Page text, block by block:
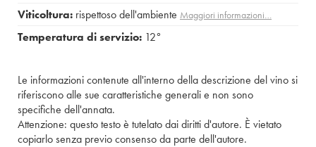
Viticoltura: rispettoso dell'ambiente Maggiori informazioni…
Temperatura di servizio: 12°
Le informazioni contenute all'interno della descrizione del vino si
riferiscono alle sue caratteristiche generali e non sono
specifiche dell'annata.
Attenzione: questo testo è tutelato dai diritti d'autore. È vietato
copiarlo senza previo consenso da parte dell'autore.